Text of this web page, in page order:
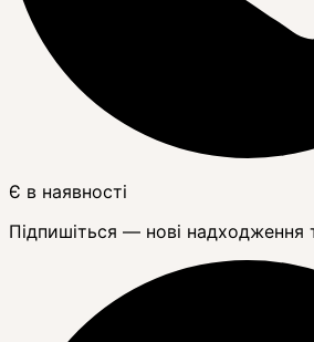
Є в наявності
Підпишіться — нові надходження